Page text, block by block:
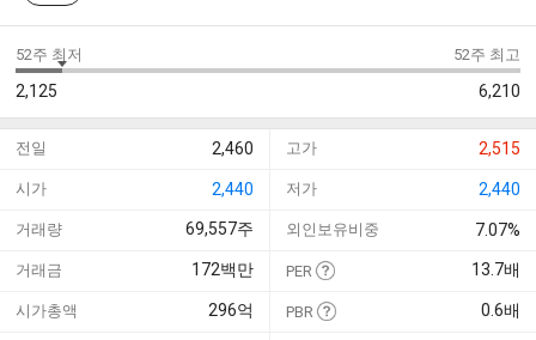
52주 최저
2,125
52주 최고
6,210
전일 2,460 고가 2,515
시가 2,440 저가 2,440
거래량 69,557주 외인보유비중 7.07%
거래금 172백만 PER 13.7배
시가총액 296억 PBR 0.6배